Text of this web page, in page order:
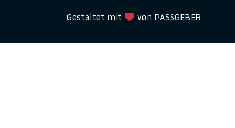
Gestaltet mit von PASSGEBER